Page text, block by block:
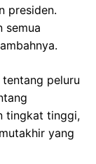
presiden.
semua
peluru
tingkat tinggi,
yang